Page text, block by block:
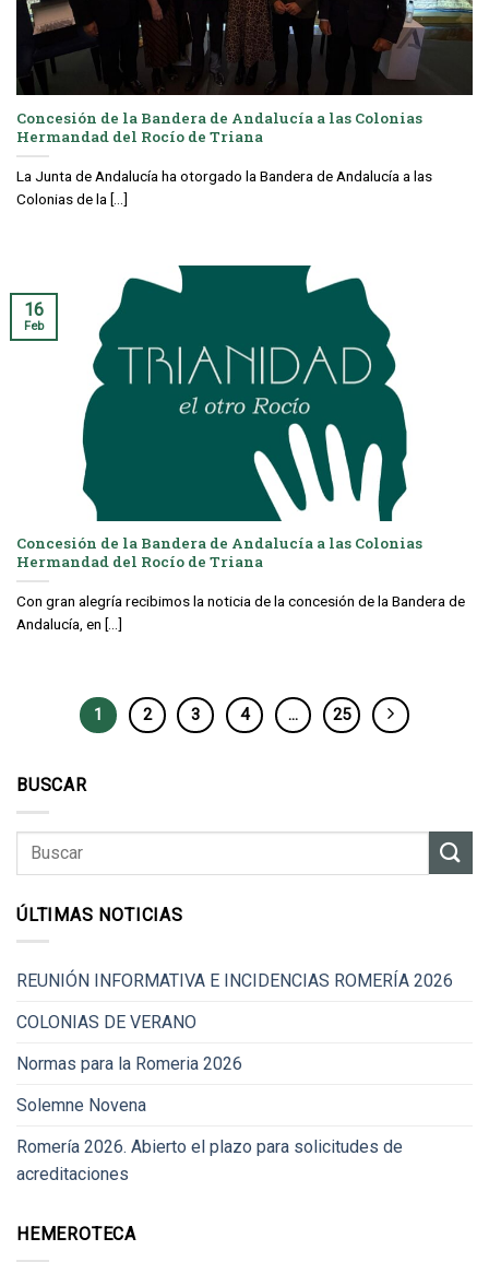
Concesión de la Bandera de Andalucía a las Colonias
Hermandad del Rocío de Triana
La Junta de Andalucía ha otorgado la Bandera de Andalucía a las
Colonias de la [...]
Concesión de la Bandera de Andalucía a las Colonias
Hermandad del Rocío de Triana
Con gran alegría recibimos la noticia de la concesión de la Bandera de
Andalucía, en [...]
16
Feb
1 2 3 4 … 25
BUSCAR
ÚLTIMAS NOTICIAS
REUNIÓN INFORMATIVA E INCIDENCIAS ROMERÍA 2026
COLONIAS DE VERANO
Normas para la Romeria 2026
Solemne Novena
Romería 2026. Abierto el plazo para solicitudes de
acreditaciones
HEMEROTECA